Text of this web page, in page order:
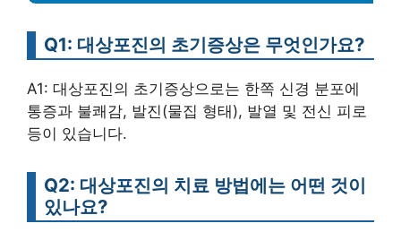
Q1: 대상포진의 초기증상은 무엇인가요?
A1: 대상포진의 초기증상으로는 한쪽 신경 분포에
통증과 불쾌감, 발진(물집 형태), 발열 및 전신 피로
등이 있습니다.
Q2: 대상포진의 치료 방법에는 어떤 것이
있나요?